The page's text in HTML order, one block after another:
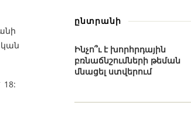
ընտրանի
Ինչո՞ւ է խորհրդային
բռնաճնշումների թեման
մնացել ստվերում